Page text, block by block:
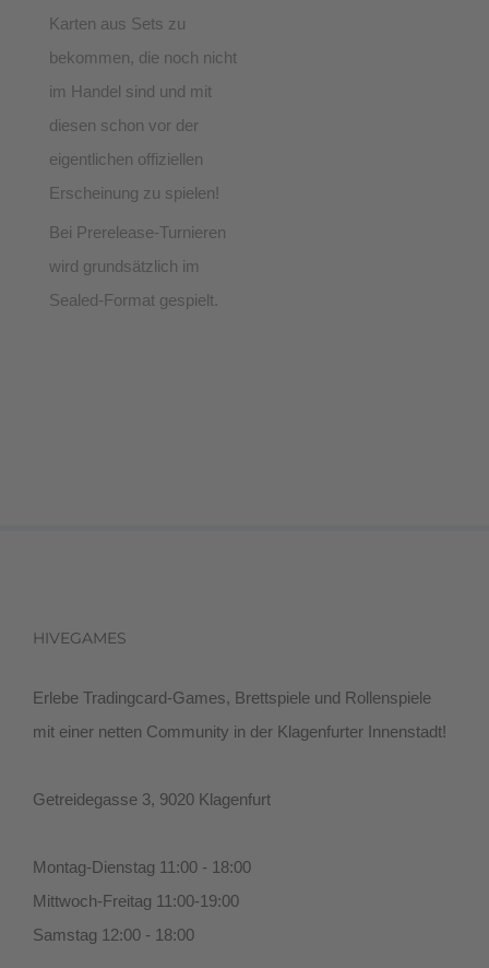
Karten aus Sets zu
bekommen, die noch nicht
im Handel sind und mit
diesen schon vor der
eigentlichen offiziellen
Erscheinung zu spielen!
Bei Prerelease-Turnieren
wird grundsätzlich im
Sealed-Format gespielt.
HIVEGAMES
Erlebe Tradingcard-Games, Brettspiele und Rollenspiele
mit einer netten Community in der Klagenfurter Innenstadt!
Getreidegasse 3, 9020 Klagenfurt
Montag-Dienstag 11:00 - 18:00
Mittwoch-Freitag 11:00-19:00
Samstag 12:00 - 18:00